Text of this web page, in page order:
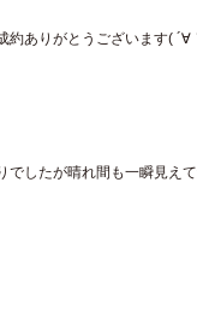
約ありがとうございます( ´∀
でしたが晴れ間も一瞬見え